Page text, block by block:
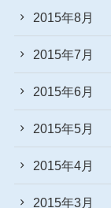
2015年8月
2015年7月
2015年6月
2015年5月
2015年4月
2015年3月